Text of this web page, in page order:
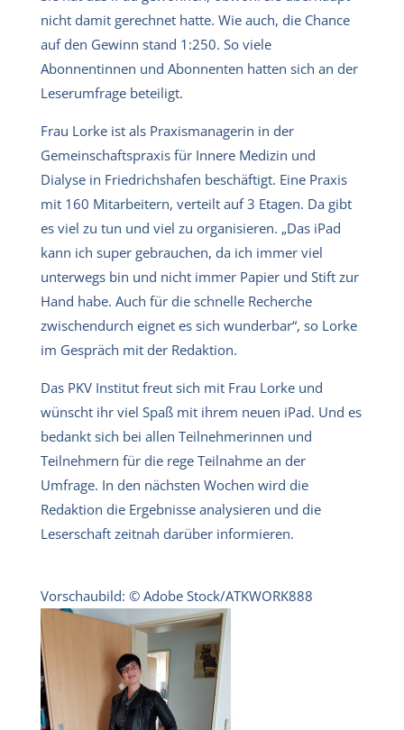
nicht damit gerechnet hatte. Wie auch, die Chance
auf den Gewinn stand 1:250. So viele
Abonnentinnen und Abonnenten hatten sich an der
Leserumfrage beteiligt.
Frau Lorke ist als Praxismanagerin in der
Gemeinschaftspraxis für Innere Medizin und
Dialyse in Friedrichshafen beschäftigt. Eine Praxis
mit 160 Mitarbeitern, verteilt auf 3 Etagen. Da gibt
es viel zu tun und viel zu organisieren. „Das iPad
kann ich super gebrauchen, da ich immer viel
unterwegs bin und nicht immer Papier und Stift zur
Hand habe. Auch für die schnelle Recherche
zwischendurch eignet es sich wunderbar“, so Lorke
im Gespräch mit der Redaktion.
Das PKV Institut freut sich mit Frau Lorke und
wünscht ihr viel Spaß mit ihrem neuen iPad. Und es
bedankt sich bei allen Teilnehmerinnen und
Teilnehmern für die rege Teilnahme an der
Umfrage. In den nächsten Wochen wird die
Redaktion die Ergebnisse analysieren und die
Leserschaft zeitnah darüber informieren.
Vorschaubild: © Adobe Stock/ATKWORK888